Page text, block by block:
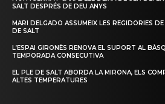
SALT DESPRÉS DE DEU ANYS
MARI DELGADO ASSUMEIX LES REGIDORIES
DE SALT
L’ESPAI GIRONÈS RENOVA EL SUPORT AL
TEMPORADA CONSECUTIVA
EL PLE DE SALT ABORDA LA MIRONA, ELS
ALTES TEMPERATURES